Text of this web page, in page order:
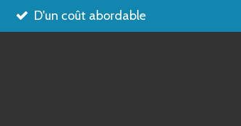
D'un coût abordable